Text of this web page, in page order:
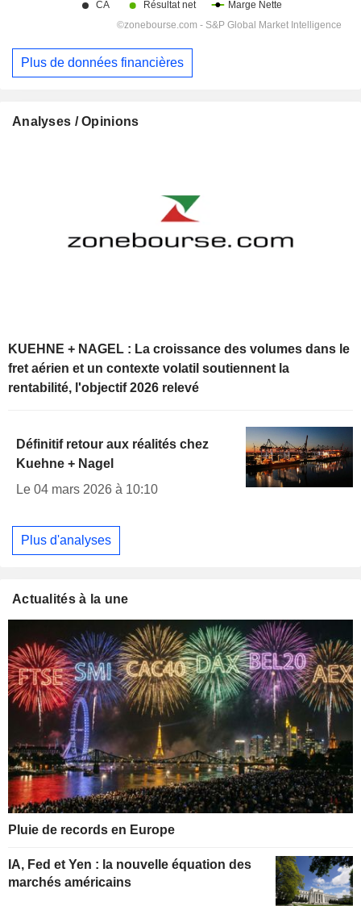
Plus de données financières
Analyses / Opinions
KUEHNE + NAGEL : La croissance des volumes dans le
fret aérien et un contexte volatil soutiennent la
rentabilité, l'objectif 2026 relevé
Définitif retour aux réalités chez
Kuehne + Nagel
Le 04 mars 2026 à 10:10
Plus d'analyses
Actualités à la une
Pluie de records en Europe
IA, Fed et Yen : la nouvelle équation des
marchés américains